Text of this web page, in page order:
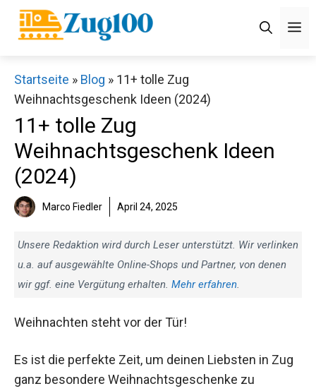
Zum
Inhalt
Startseite » Blog » 11+ tolle Zug
Weihnachtsgeschenk Ideen (2024)
11+ tolle Zug
Weihnachtsgeschenk Ideen
(2024)
Marco Fiedler April 24, 2025
Unsere Redaktion wird durch Leser unterstützt. Wir verlinken
u.a. auf ausgewählte Online-Shops und Partner, von denen
wir ggf. eine Vergütung erhalten. Mehr erfahren.
Weihnachten steht vor der Tür!
Es ist die perfekte Zeit, um deinen Liebsten in Zug
ganz besondere Weihnachtsgeschenke zu